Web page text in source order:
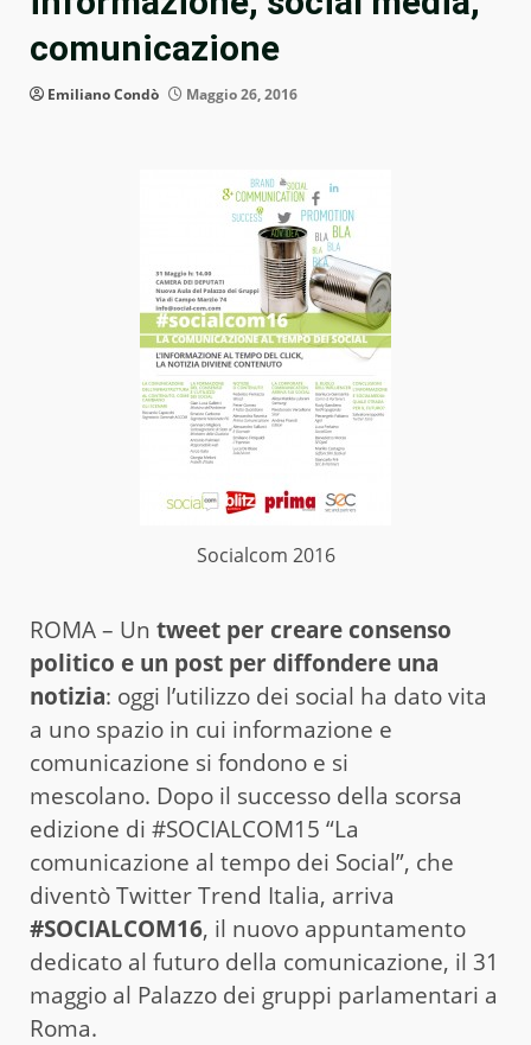
comunicazione
Emiliano Condò Maggio 26, 2016
Socialcom 2016
ROMA – Un tweet per creare consenso
politico e un post per diffondere una
notizia: oggi l’utilizzo dei social ha dato vita
a uno spazio in cui informazione e
comunicazione si fondono e si
mescolano. Dopo il successo della scorsa
edizione di #SOCIALCOM15 “La
comunicazione al tempo dei Social”, che
diventò Twitter Trend Italia, arriva
#SOCIALCOM16, il nuovo appuntamento
dedicato al futuro della comunicazione, il 31
maggio al Palazzo dei gruppi parlamentari a
Roma.